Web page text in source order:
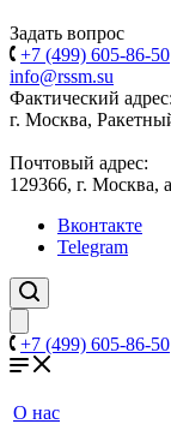
Задать вопрос
+7 (499) 605-86-50
info@rssm.su
Фактический адрес:
г. Москва,
Почтовый адрес:
129366, г. Москва,
Вконтакте
Telegram
+7 (499) 605-86-50
О нас